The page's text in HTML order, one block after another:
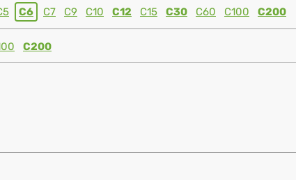
C6 C7 C9 C10 C12 C15 C30 C60 C100 C200
C200